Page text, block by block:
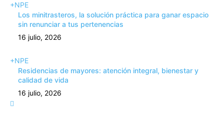
+NPE
Los minitrasteros, la solución práctica para ganar espacio
sin renunciar a tus pertenencias
16 julio, 2026
+NPE
Residencias de mayores: atención integral, bienestar y
calidad de vida
16 julio, 2026